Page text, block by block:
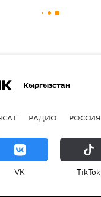
Кыргызстан
РАДИО РОССИЯ
VK ТikТоk